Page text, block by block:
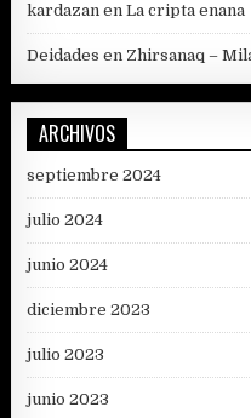
kardazan enLa cripta enana
Deidades en Zhirsanaq –
ARCHIVOS
septiembre 2024
julio 2024
junio 2024
diciembre 2023
julio 2023
junio 2023